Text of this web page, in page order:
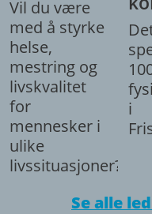
Vil du være
med å styrke
helse,
mestring og
livskvalitet
for
mennesker i
ulike
livssituasjoner?
i
Se alle